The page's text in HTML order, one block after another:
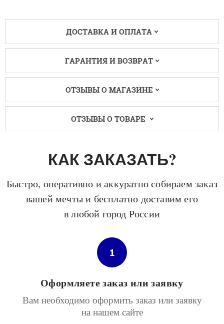
ДОСТАВКА И ОПЛАТА
ГАРАНТИЯ И ВОЗВРАТ
ОТЗЫВЫ О МАГАЗИНЕ
ОТЗЫВЫ О ТОВАРЕ
КАК ЗАКАЗАТЬ?
Быстро, оперативно и аккуратно собираем заказ
вашей мечты и бесплатно доставим его
в любой город России
1
Оформляете заказ или заявку
Вам необходимо оформить заказ или заявку
на нашем сайте